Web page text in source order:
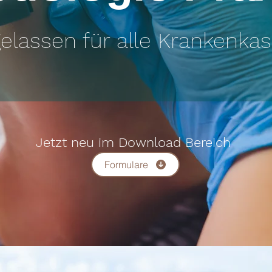
für alle
Jetzt neu im Download Bereich
Formulare